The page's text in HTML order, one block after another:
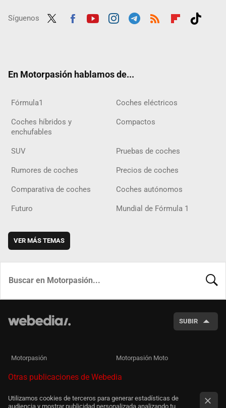
Síguenos
En Motorpasión hablamos de...
Fórmula1 Coches eléctricos
Coches híbridos y
enchufables
Compactos
SUV Pruebas de coches
Rumores de coches Precios de coches
Comparativa de coches Coches autónomos
Futuro Mundial de Fórmula 1
VER MÁS TEMAS
SUBIR
Motorpasión Motorpasión Moto
Otras publicaciones de Webedia
Utilizamos cookies de terceros para generar estadísticas de
audiencia y mostrar publicidad personalizada analizando tu